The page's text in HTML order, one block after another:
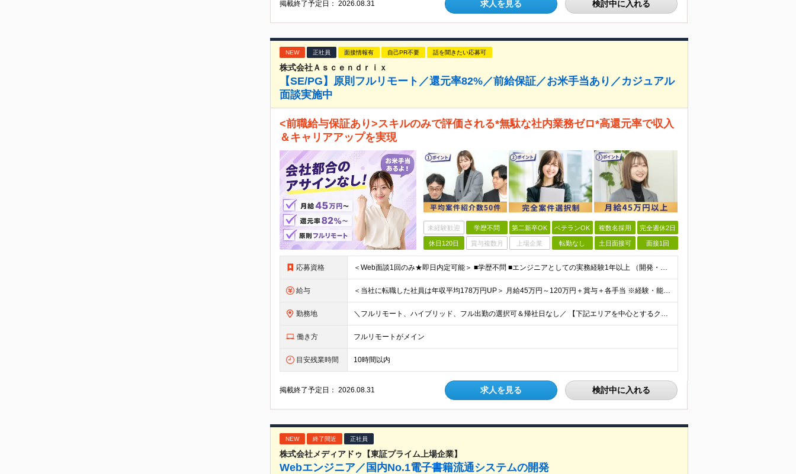
掲載終了予定日：2026.08.31 求人を見る 検討中に入れる
NEW 正社員 面接情報有 自己PR不要 話を聞きたい応募可
株式会社Ａｓｃｅｎｄｒｉｘ
【SE/PG】原則フルリモート／還元率82%／前給保証／お米手当あり／カジュアル
面談実施中
<前職給与保証あり>スキルのみで評価される*無駄な社内業務ゼロ*高還元率で収入
＆キャリアアップを実現
未経験歓迎 学歴不問 第二新卒OK ベテランOK 複数名採用 完全週休2日
休日120日 賞与複数月 上場企業 転勤なし 土日面接可 面接1回
応募資格 ＜Web面談1回のみ★即日内定可能＞ ■学歴不問 ■エンジニアとしての実務経験1年以上 （開発・インフラ・技術・工程など不問）
給与 ＜当社に転職した社員は年収平均178万円UP＞ 月給45万円～120万円＋賞与＋各手当 ※経験・能力などを考慮の上、決定します ※案件の契約内容（月単金など）や昇給、賞与額はすべてシステム上で開示し
勤務地 ＼フルリモート、ハイブリッド、フル出勤の選択可＆帰社日なし／ 【下記エリアを中心とするクライアント先または自宅にて勤務】 ■首都圏：東京・埼玉・千葉・神奈川 ■関西：大阪・兵庫・京都・滋賀・奈良・和
働き方 フルリモートがメイン
目安残業時間 10時間以内
掲載終了予定日：2026.08.31 求人を見る 検討中に入れる
NEW 終了間近 正社員
株式会社メディアドゥ【東証プライム上場企業】
Webエンジニア／国内No.1電子書籍流通システムの開発